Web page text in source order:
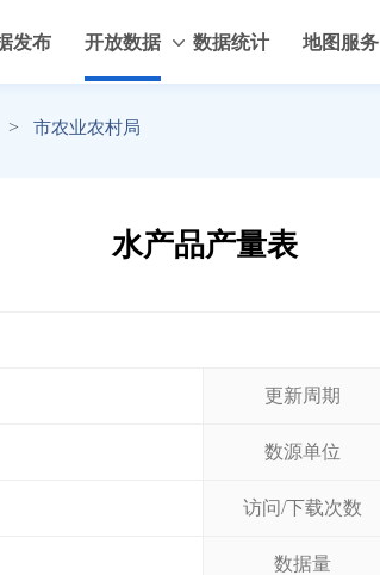
发布 开放数据 数据统计 地图服务
> 市农业农村局
水产品产量表
更新周期
数源单位
访问/下载次数
数据量